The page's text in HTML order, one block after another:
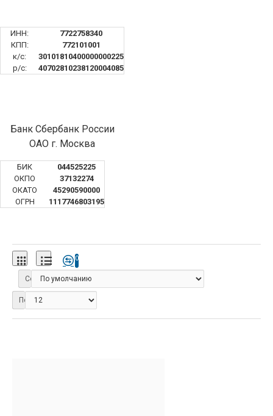
ИНН:
7722758340
КПП:
772101001
к/с:
30101810400000000225
р/с:
40702810238120004085
Банк Сбербанк России
ОАО г. Москва
БИК
044525225
ОКПО
37132274
ОКАТО
45290590000
ОГРН
1117746803195
0
Сортировка:
Показать: